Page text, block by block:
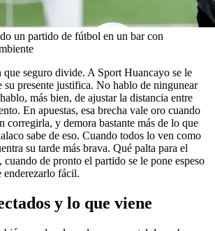
un partido de fútbol en un bar con
seguro divide. A Sport Huancayo se le
su presente justifica. No hablo de ningunear
más bien, de ajustar la distancia entre
En apuestas, esa brecha vale oro cuando
corregirla, y demora bastante más de lo que
sabe de eso. Cuando todos lo ven como
su tarde más brava. Qué palta para el
de pronto el partido se le pone espeso
fácil.
y lo que viene